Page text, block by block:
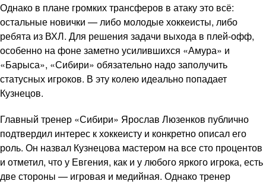
Однако в плане громких трансферов в атаку это всё:
остальные новички — либо молодые хоккеисты, либо
ребята из ВХЛ. Для решения задачи выхода в плей-офф,
особенно на фоне заметно усилившихся «Амура» и
«Барыса», «Сибири» обязательно надо заполучить
статусных игроков. В эту колею идеально попадает
Кузнецов.
Главный тренер «Сибири» Ярослав Люзенков публично
подтвердил интерес к хоккеисту и конкретно описал его
роль. Он назвал Кузнецова мастером на все сто процентов
и отметил, что у Евгения, как и у любого яркого игрока, есть
две стороны — игровая и медийная. Однако тренер